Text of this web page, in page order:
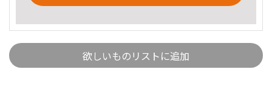
欲しいものリストに追加